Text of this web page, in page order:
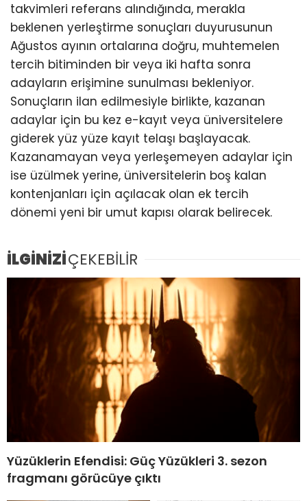
takvimleri referans alındığında, merakla
beklenen yerleştirme sonuçları duyurusunun
Ağustos ayının ortalarına doğru, muhtemelen
tercih bitiminden bir veya iki hafta sonra
adayların erişimine sunulması bekleniyor.
Sonuçların ilan edilmesiyle birlikte, kazanan
adaylar için bu kez e-kayıt veya üniversitelere
giderek yüz yüze kayıt telaşı başlayacak.
Kazanamayan veya yerleşemeyen adaylar için
ise üzülmek yerine, üniversitelerin boş kalan
kontenjanları için açılacak olan ek tercih
dönemi yeni bir umut kapısı olarak belirecek.
İLGİNİZİÇEKEBİLİR
Yüzüklerin Efendisi: Güç Yüzükleri 3. sezon
fragmanı görücüye çıktı